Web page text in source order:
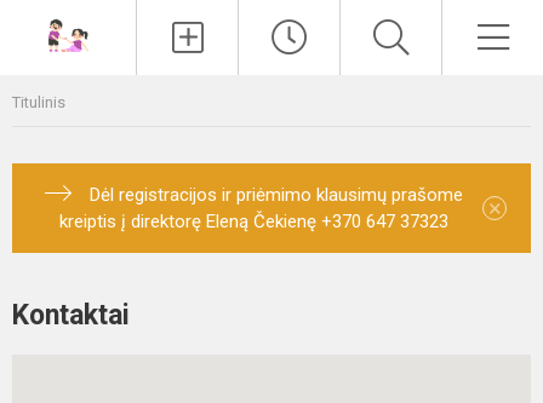
Titulinis
Dėl registracijos ir priėmimo klausimų prašome
kreiptis į direktorę Eleną Čekienę +370 647 37323
×
Kontaktai